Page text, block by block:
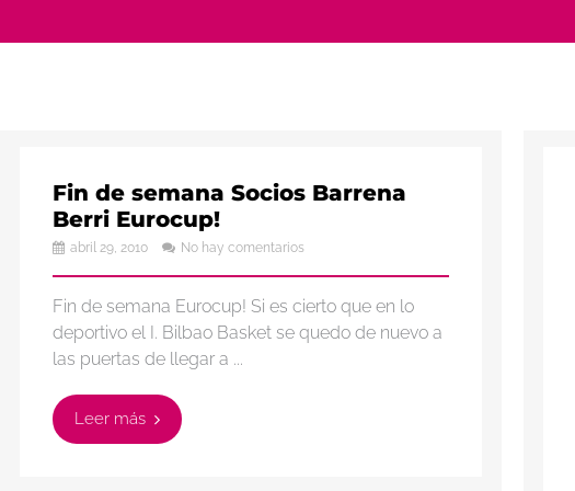
Fin de semana Socios Barrena
Berri Eurocup!
abril 29, 2010 No hay comentarios
Fin de semana Eurocup! Si es cierto que en lo
deportivo el I. Bilbao Basket se quedo de nuevo a
las puertas de llegar a ...
Leer más